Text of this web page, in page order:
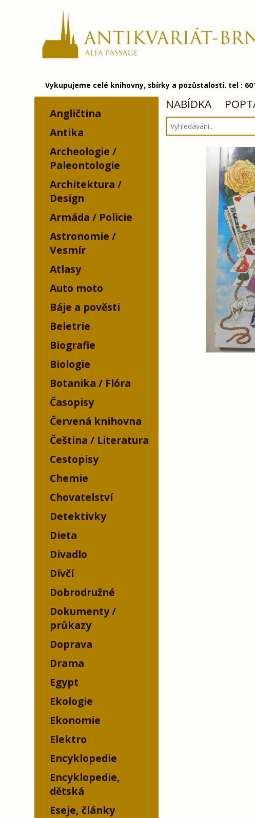
Vykupujeme celé knihovny, sbírky a pozůstalosti. tel :
Angličtina
Antika
Archeologie /
Paleontologie
Architektura /
Design
Armáda / Policie
Astronomie /
Vesmír
Atlasy
Auto moto
Báje a pověsti
Beletrie
Biografie
Biologie
Botanika / Flóra
Časopisy
Červená knihovna
Čeština / Literatura
Cestopisy
Chemie
Chovatelství
Detektivky
Dieta
Divadlo
Dívčí
Dobrodružné
Dokumenty /
průkazy
Doprava
Drama
Egypt
Ekologie
Ekonomie
Elektro
Encyklopedie
Encyklopedie,
dětská
Eseje, články
NABÍDKA